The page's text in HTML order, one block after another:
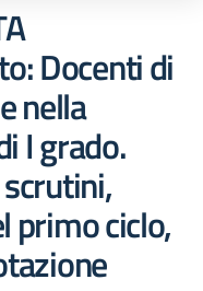
Docenti di
nella
I grado.
primo ciclo,